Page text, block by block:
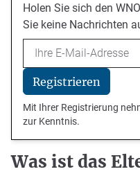
Holen Sie sich den
Sie keine Nachrichten
Email
Registrieren
Mit Ihrer Registrierung
zur Kenntnis.
Was ist das